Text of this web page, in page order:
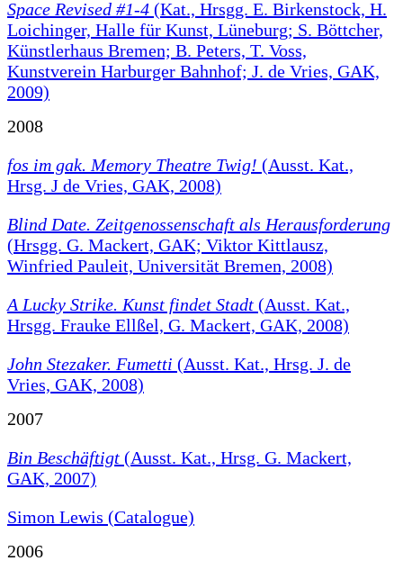
Space Revised #1-4 (Kat., Hrsgg. E. Birkenstock, H.
Loichinger, Halle für Kunst, Lüneburg; S. Böttcher,
Künstlerhaus Bremen; B. Peters, T. Voss,
Kunstverein Harburger Bahnhof; J. de Vries, GAK,
2009)
2008
fos im gak. Memory Theatre Twig! (Ausst. Kat.,
Hrsg. J de Vries, GAK, 2008)
Blind Date. Zeitgenossenschaft als Herausforderung
(Hrsgg. G. Mackert, GAK; Viktor Kittlausz,
Winfried Pauleit, Universität Bremen, 2008)
A Lucky Strike. Kunst findet Stadt (Ausst. Kat.,
Hrsgg. Frauke Ellßel, G. Mackert, GAK, 2008)
John Stezaker. Fumetti (Ausst. Kat., Hrsg. J. de
Vries, GAK, 2008)
2007
Bin Beschäftigt (Ausst. Kat., Hrsg. G. Mackert,
GAK, 2007)
Simon Lewis (Catalogue)
2006